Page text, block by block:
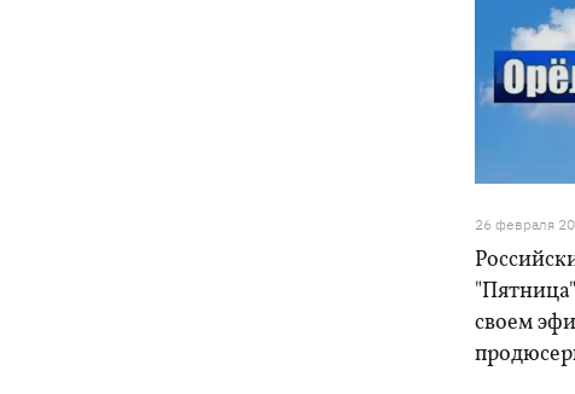
26 февраля
своем